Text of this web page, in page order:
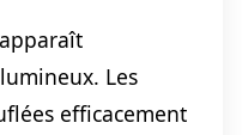
Les
efficacement